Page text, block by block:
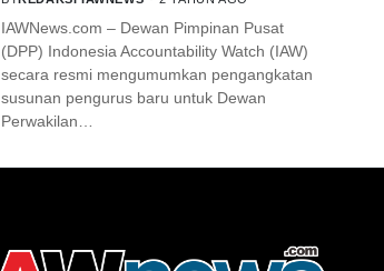
IAWNews.com – Dewan Pimpinan Pusat
(DPP) Indonesia Accountability Watch (IAW)
secara resmi mengumumkan pengangkatan
susunan pengurus baru untuk Dewan
Perwakilan…